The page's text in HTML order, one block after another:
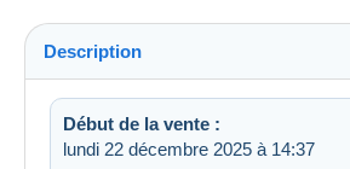
Description
Début de la vente :
lundi 22 décembre 2025 à 14:37